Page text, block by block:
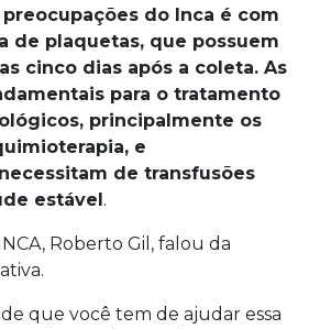
do Inca é com
de plaquetas, que possuem
cinco dias após a coleta. As
para o tratamento
principalmente os
e
de transfusões
estável.
Roberto Gil, falou da
que você tem de ajudar essa